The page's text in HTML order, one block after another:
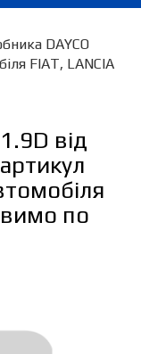
DAYCO
FIAT, LANCIA
від
по